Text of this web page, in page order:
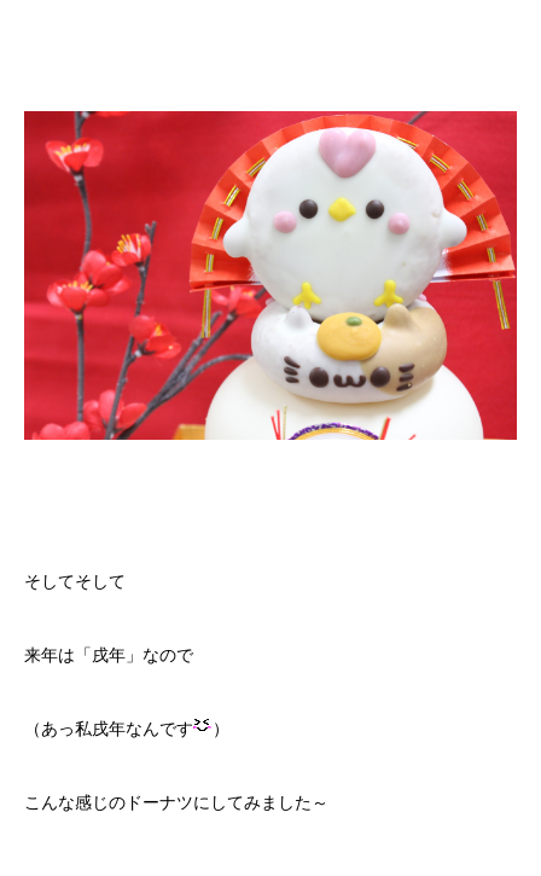
そしてそして
来年は「戌年」なので
（あっ私戌年なんです ）
こんな感じのドーナツにしてみました～